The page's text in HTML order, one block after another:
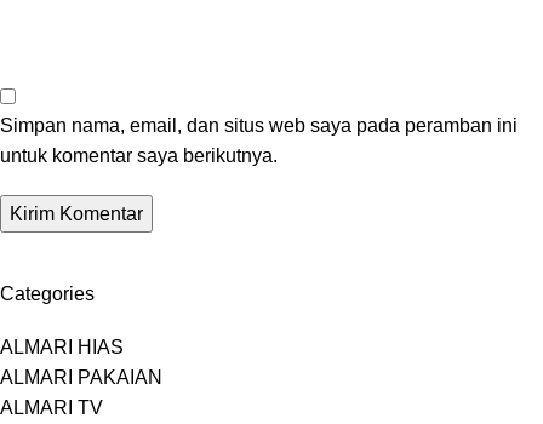
Simpan nama, email, dan situs web saya pada peramban ini
untuk komentar saya berikutnya.
Categories
ALMARI HIAS
ALMARI PAKAIAN
ALMARI TV